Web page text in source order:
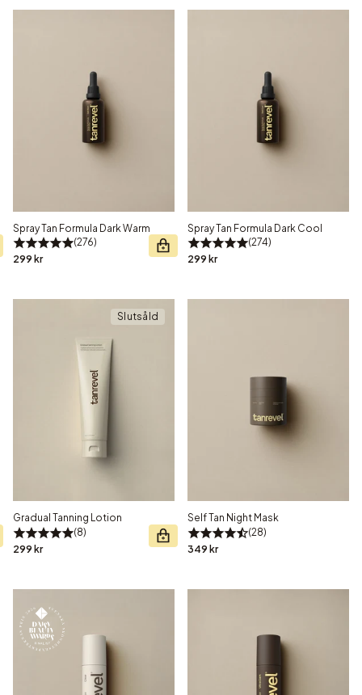
Spray Tan Formula Dark Warm
276
299 kr
Spray Tan Formula Dark Cool
274
299 kr
Slutsåld
Gradual Tanning Lotion
8
299 kr
Self Tan Night Mask
28
349 kr